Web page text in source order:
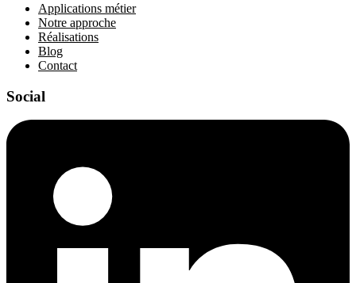
Applications métier
Notre approche
Réalisations
Blog
Contact
Social